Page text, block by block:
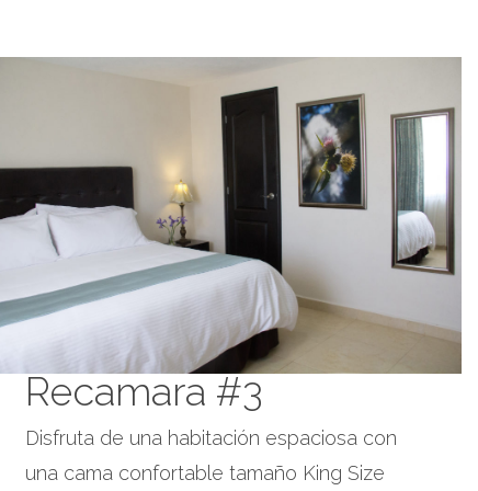
Recamara #3
Disfruta de una habitación espaciosa con
una cama confortable tamaño King Size